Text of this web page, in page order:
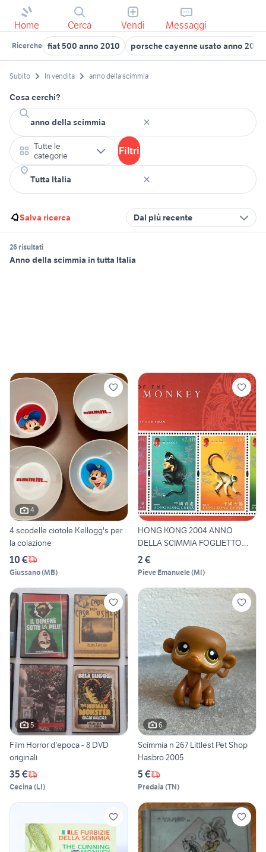
Home Cerca Vendi Messaggi
Ricerche fiat 500 anno 2010 porsche cayenne usato anno 2005
Subito In vendita anno della scimmia
Cosa cerchi?
Tutte le
categorie
Filtri
Salva ricerca Dal più recente
26 risultati
Anno della scimmia in tutta Italia
4
4 scodelle ciotole Kellogg's per
la colazione
10 €
Giussano(MB)
HONG KONG 2004 ANNO
DELLA SCIMMIA FOGLIETTO
MNH
2 €
Pieve Emanuele(MI)
5
Film Horror d'epoca - 8 DVD
originali
35 €
Cecina (LI)
6
Scimmia n 267 Littlest Pet Shop
Hasbro 2005
5 €
Predaia (TN)